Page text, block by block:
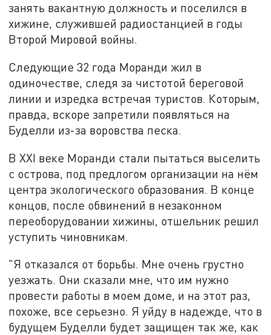
занять вакантную должность и поселился в
хижине, служившей радиостанцией в годы
Второй Мировой войны.
Следующие 32 года Моранди жил в
одиночестве, следя за чистотой береговой
линии и изредка встречая туристов. Которым,
правда, вскоре запретили появляться на
Буделли из-за воровства песка.
В XXI веке Моранди стали пытаться выселить
с острова, под предлогом организации на нём
центра экологического образования. В конце
концов, после обвинений в незаконном
переоборудовании хижины, отшельник решил
уступить чиновникам.
"Я отказался от борьбы. Мне очень грустно
уезжать. Они сказали мне, что им нужно
провести работы в моем доме, и на этот раз,
похоже, все серьезно. Я уйду в надежде, что в
будущем Буделли будет защищен так же, как